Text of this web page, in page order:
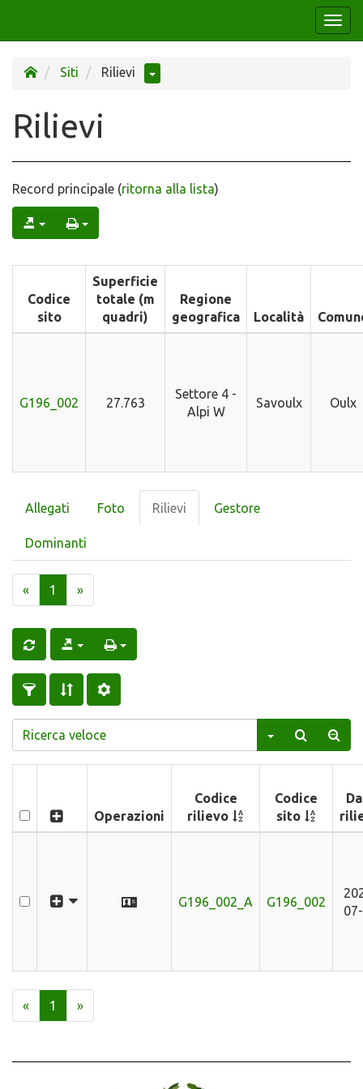
Siti Rilievi
Rilievi
Record principale (ritorna alla lista)
Codice
sito
Superficie
totale (m
quadri)
Regione
geografica
Località
G196_002 27.763
Settore 4 -
Alpi W
Savoulx Oulx
Allegati Foto Rilievi Gestore
Dominanti
« 1 »
Operazioni
Codice
rilievo
Codice
sito
G196_002_A G196_002
« 1 »